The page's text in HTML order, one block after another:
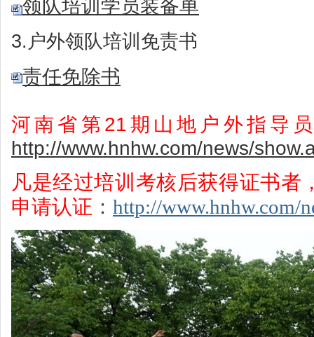
领队培训学员装备单
3.户外领队培训免责书
责任免除书
河南省第21期山地户外指导
http://www.hnhw.com/news/
凡是经过培训考核后获得证书
申请认证 ： http://www.hnhw.com/